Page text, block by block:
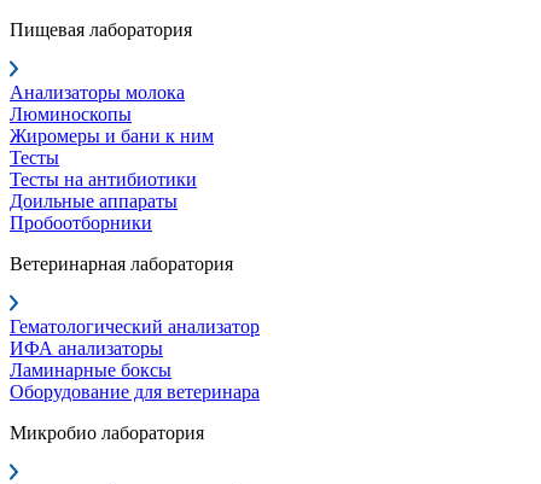
Пищевая лаборатория
Анализаторы молока
Люминоскопы
Жиромеры и бани к ним
Тесты
Тесты на антибиотики
Доильные аппараты
Пробоотборники
Ветеринарная лаборатория
Гематологический анализатор
ИФА анализаторы
Ламинарные боксы
Оборудование для ветеринара
Микробио лаборатория